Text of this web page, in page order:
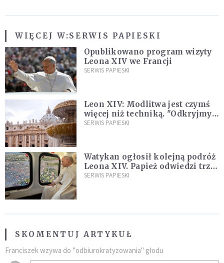
WIĘCEJ W:SERWIS PAPIESKI
Opublikowano program wizyty
Leona XIV we Francji
SERWIS PAPIESKI
Leon XIV: Modlitwa jest czymś
więcej niż techniką. "Odkryjmy
ją na nowo"
SERWIS PAPIESKI
Watykan ogłosił kolejną podróż
Leona XIV. Papież odwiedzi trzy
kraje Ameryki Południowej
SERWIS PAPIESKI
SKOMENTUJ ARTYKUŁ
Franciszek wzywa do "odbiurokratyzowania" głodu